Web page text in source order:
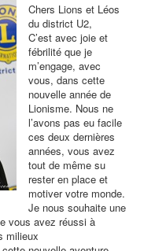
Chers Lions et Léos
du district U2,
C’est avec joie et
fébrilité que je
m’engage, avec
vous, dans cette
nouvelle année de
Lionisme. Nous ne
l’avons pas eu facile
ces deux dernières
années, vous avez
tout de même su
rester en place et
motiver votre monde.
Je nous souhaite une
vous avez réussi à
milieux